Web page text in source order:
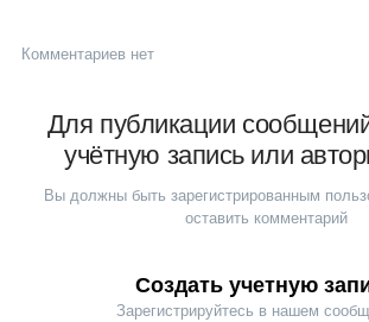
Комментариев нет
Для публикации
учётную запись или
Вы должны быть зарегистрированным
оставить комментарий
Создать учетную
Зарегистрируйтесь в нашем